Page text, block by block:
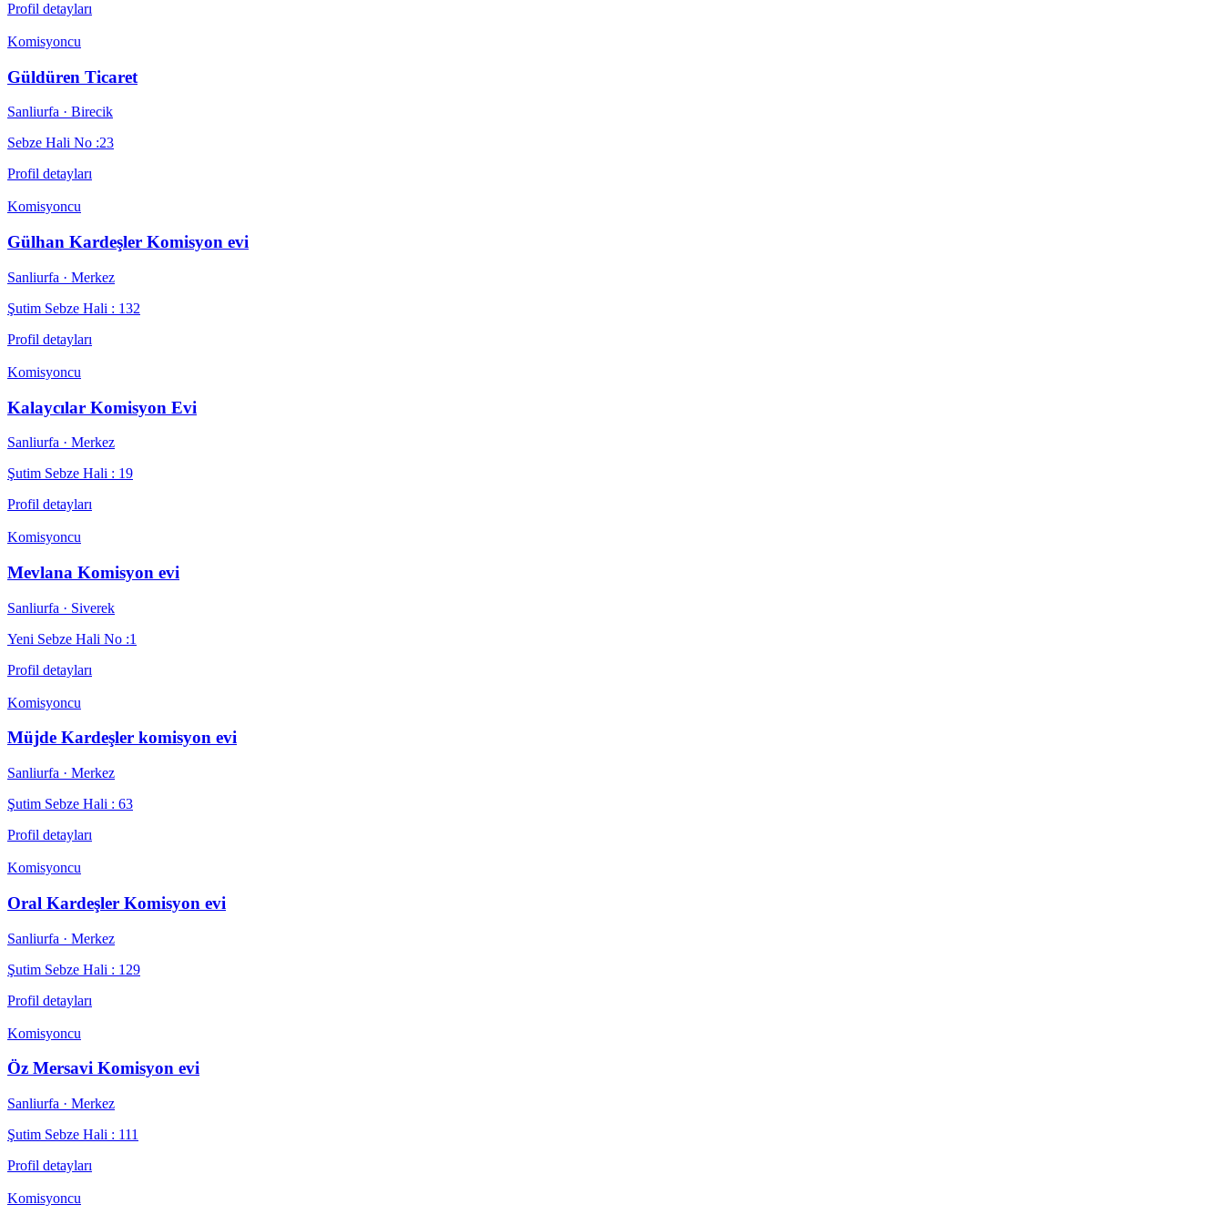
Profil detayları
Komisyoncu
Güldüren Ticaret
Sanliurfa · Birecik
Sebze Hali No :23
Profil detayları
Komisyoncu
Gülhan Kardeşler Komisyon evi
Sanliurfa · Merkez
Şutim Sebze Hali : 132
Profil detayları
Komisyoncu
Kalaycılar Komisyon Evi
Sanliurfa · Merkez
Şutim Sebze Hali : 19
Profil detayları
Komisyoncu
Mevlana Komisyon evi
Sanliurfa · Siverek
Yeni Sebze Hali No :1
Profil detayları
Komisyoncu
Müjde Kardeşler komisyon evi
Sanliurfa · Merkez
Şutim Sebze Hali : 63
Profil detayları
Komisyoncu
Oral Kardeşler Komisyon evi
Sanliurfa · Merkez
Şutim Sebze Hali : 129
Profil detayları
Komisyoncu
Öz Mersavi Komisyon evi
Sanliurfa · Merkez
Şutim Sebze Hali : 111
Profil detayları
Komisyoncu